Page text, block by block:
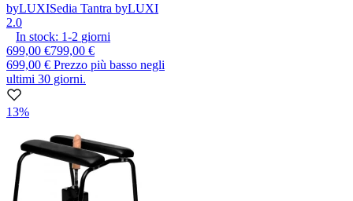
byLUXISedia Tantra byLUXI
2.0
In stock: 1-2 giorni
699,00 €799,00 €
699,00 € Prezzo più basso negli
ultimi 30 giorni.
13%